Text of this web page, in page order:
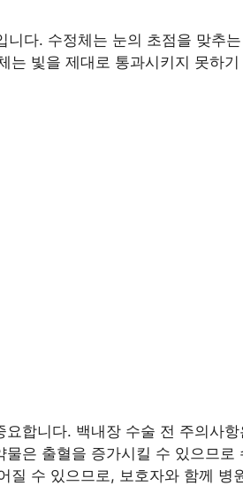
다. 수정체는 눈의 초점을 맞추
빛을 제대로 통과시키지 못하
합니다. 백내장 수술 전 주의사
은 출혈을 증가시킬 수 있으므로
수 있으므로, 보호자와 함께 병